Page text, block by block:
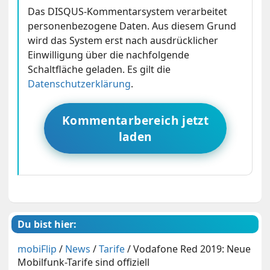
Das DISQUS-Kommentarsystem verarbeitet
personenbezogene Daten. Aus diesem Grund
wird das System erst nach ausdrücklicher
Einwilligung über die nachfolgende
Schaltfläche geladen. Es gilt die
Datenschutzerklärung.
Kommentarbereich jetzt
laden
Du bist hier:
mobiFlip / News /Tarife/Vodafone Red 2019: Neue
Mobilfunk-Tarife sind offiziell